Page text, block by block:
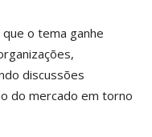
o tema ganhe
discussões
do mercado em torno